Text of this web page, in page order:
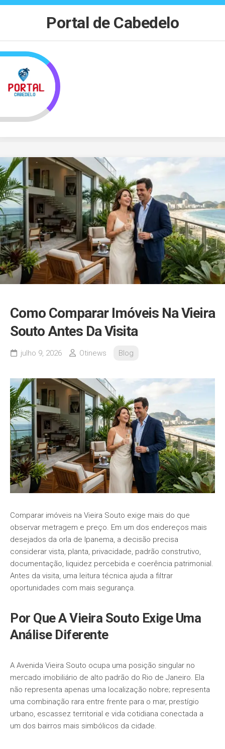
Skip
Portal de Cabedelo
Como Comparar Imóveis Na Vieira
Souto Antes Da Visita
julho 9, 2026 Otinews Blog
Comparar imóveis na Vieira Souto exige mais do que
observar metragem e preço. Em um dos endereços mais
desejados da orla de Ipanema, a decisão precisa
considerar vista, planta, privacidade, padrão construtivo,
documentação, liquidez percebida e coerência patrimonial.
Antes da visita, uma leitura técnica ajuda a filtrar
oportunidades com mais segurança.
Por Que A Vieira Souto Exige Uma
Análise Diferente
A Avenida Vieira Souto ocupa uma posição singular no
mercado imobiliário de alto padrão do Rio de Janeiro. Ela
não representa apenas uma localização nobre; representa
uma combinação rara entre frente para o mar, prestígio
urbano, escassez territorial e vida cotidiana conectada a
um dos bairros mais simbólicos da cidade.